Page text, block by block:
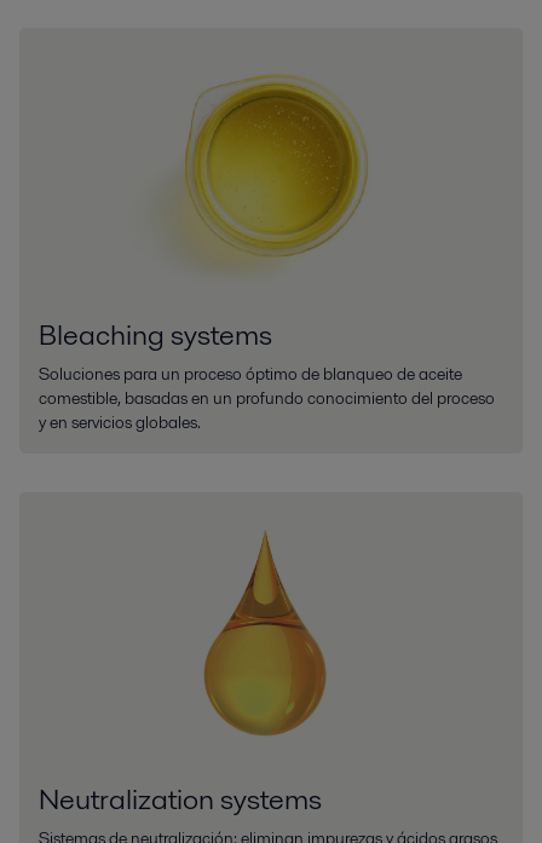
Bleaching systems
Soluciones para un proceso óptimo de blanqueo de aceite
comestible, basadas en un profundo conocimiento del proceso
y en servicios globales.
Neutralization systems
Sistemas de neutralización: eliminan impurezas y ácidos grasos